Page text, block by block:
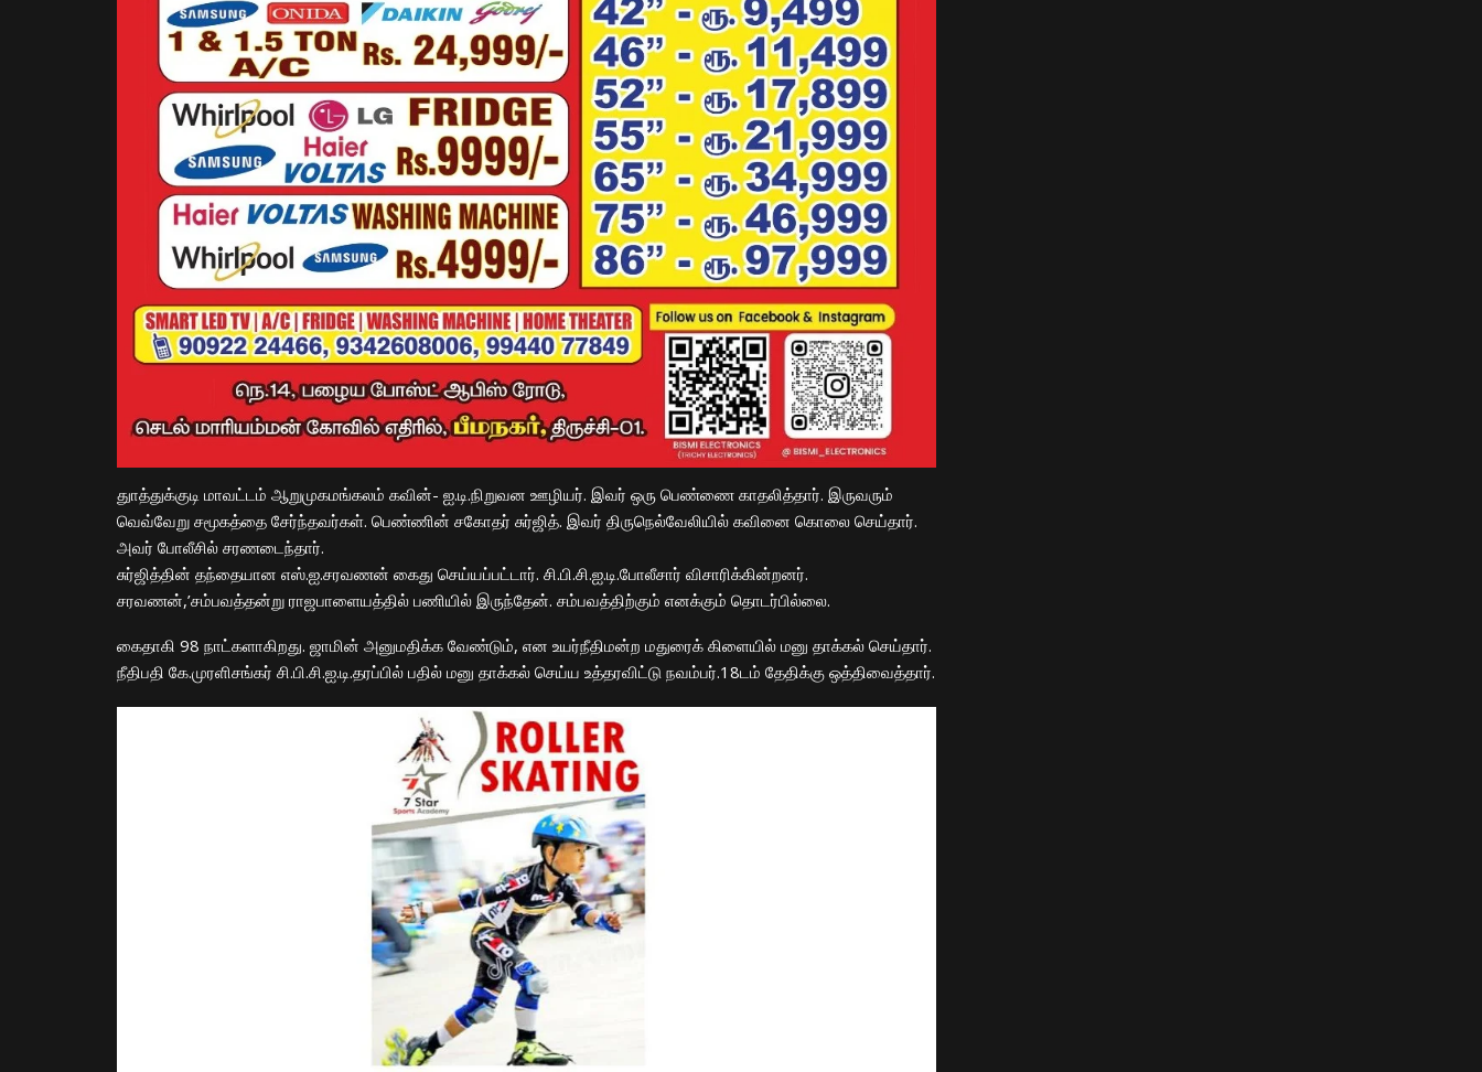
துாத்துக்குடி மாவட்டம் ஆறுமுகமங்கலம் கவின்- ஐ.டி.நிறுவன ஊழியர். இவர் ஒரு பெண்ணை காதலித்தார். இருவரும்
வெவ்வேறு சமூகத்தை சேர்ந்தவர்கள். பெண்ணின் சகோதர் சுர்ஜித். இவர் திருநெல்வேலியில் கவினை கொலை செய்தார்.
அவர் போலீசில் சரணடைந்தார்.
சுர்ஜித்தின் தந்தையான எஸ்.ஐ.சரவணன் கைது செய்யப்பட்டார். சி.பி.சி.ஐ.டி.போலீசார் விசாரிக்கின்றனர்.
சரவணன்,’சம்பவத்தன்று ராஜபாளையத்தில் பணியில் இருந்தேன். சம்பவத்திற்கும் எனக்கும் தொடர்பில்லை.
கைதாகி 98 நாட்களாகிறது. ஜாமின் அனுமதிக்க வேண்டும், என உயர்நீதிமன்ற மதுரைக் கிளையில் மனு தாக்கல் செய்தார்.
நீதிபதி கே.முரளிசங்கர் சி.பி.சி.ஐ.டி.தரப்பில் பதில் மனு தாக்கல் செய்ய உத்தரவிட்டு நவம்பர்.18டம் தேதிக்கு ஒத்திவைத்தார்.